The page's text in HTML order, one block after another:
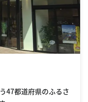
47都道府県のふるさ